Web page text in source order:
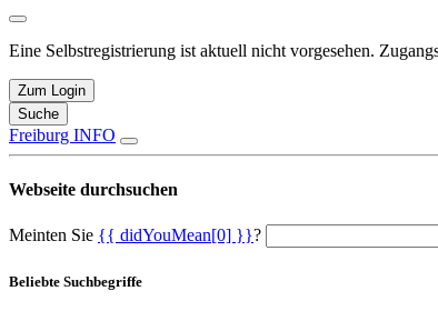
Eine Selbstregistrierung ist aktuell nicht vorgesehen.
Zum Login
Suche
Freiburg INFO
Webseite durchsuchen
Meinten Sie {{ didYouMean[0] }}?
Beliebte Suchbegriffe